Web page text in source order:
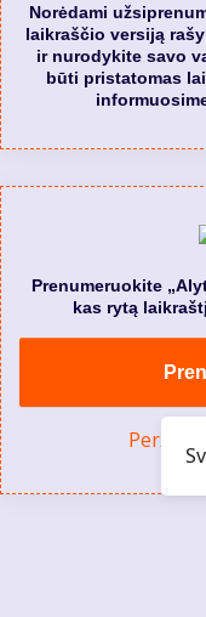
Norėdami
laikraščio versiją
ir nurodykite savo
būti pristatomas
Prenumeruokite
kas rytą